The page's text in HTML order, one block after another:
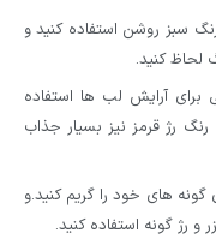
سبز روشن استفاده کنید و
لحاظ کنید.
برای آرایش لب ها استفاده
رژ قرمز نیز بسیار جذاب
گونه های خود را گریم کنید.و
و رژ گونه استفاده کنید.